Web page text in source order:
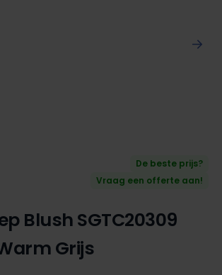
De beste prijs?
Vraag een offerte aan!
Blush SGTC20309
Grijs